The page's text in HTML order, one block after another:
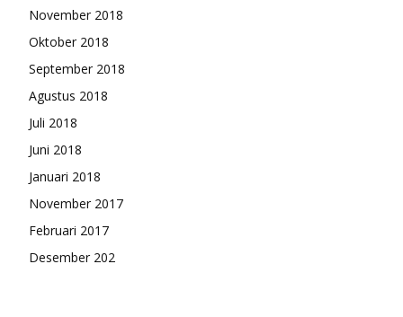
November 2018
Oktober 2018
September 2018
Agustus 2018
Juli 2018
Juni 2018
Januari 2018
November 2017
Februari 2017
Desember 202